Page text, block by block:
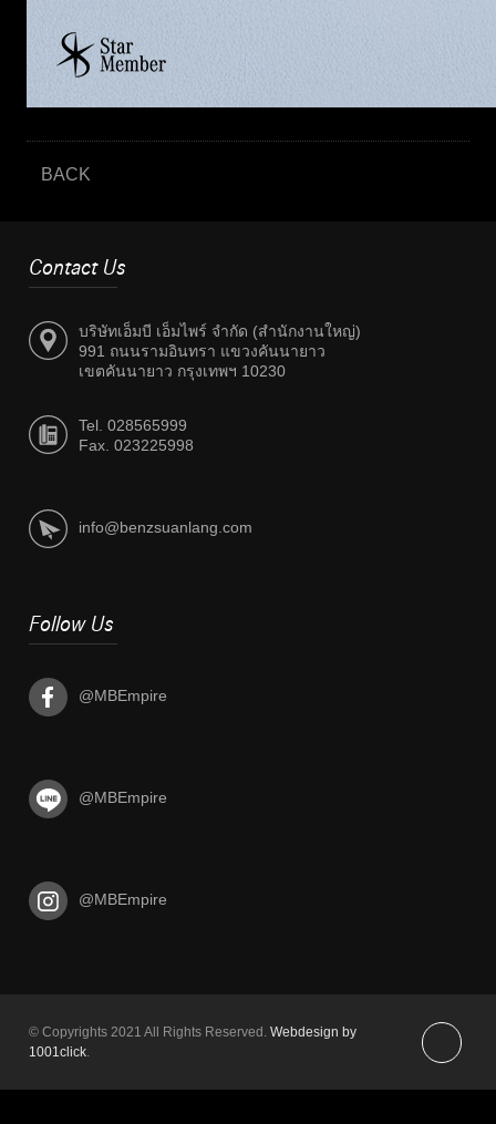
BACK
Contact Us
บริษัทเอ็มบี เอ็มไพร์ จำกัด (สำนักงานใหญ่)
991 ถนนรามอินทรา แขวงคันนายาว
เขตคันนายาว กรุงเทพฯ 10230
Tel. 028565999
Fax. 023225998
info@benzsuanlang.com
Follow Us
@MBEmpire
@MBEmpire
@MBEmpire
© Copyrights 2021 All Rights Reserved.Webdesign by
1001click.